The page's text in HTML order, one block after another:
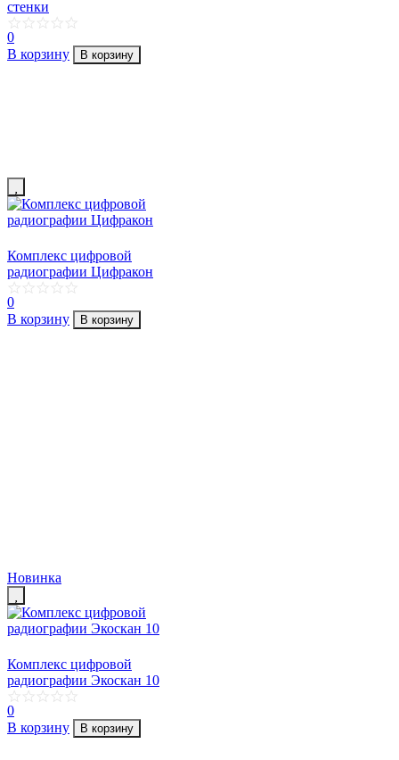
стенки
0
В корзину
В корзину
Комплекс цифровой
радиографии Цифракон
0
В корзину
В корзину
Новинка
Комплекс цифровой
радиографии Экоскан 10
0
В корзину
В корзину